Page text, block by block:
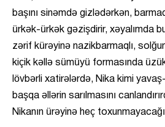
başını sinəmdə gizlədərkən,
ürkək-ürkək gəzişdirir, xəyalımda
zərif kürəyinə nazikbarmaqlı,
kiçik kəllə sümüyü formasında
lövbərli xatirələrdə, Nika kimi
başqa əllərin sarılmasını
Nikanın ürəyinə heç